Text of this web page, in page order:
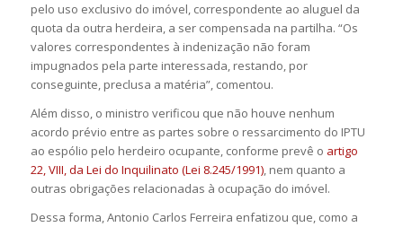
pelo uso exclusivo do imóvel, correspondente ao aluguel da
quota da outra herdeira, a ser compensada na partilha. “Os
valores correspondentes à indenização não foram
impugnados pela parte interessada, restando, por
conseguinte, preclusa a matéria”, comentou.
Além disso, o ministro verificou que não houve nenhum
acordo prévio entre as partes sobre o ressarcimento do IPTU
ao espólio pelo herdeiro ocupante, conforme prevê o artigo
22, VIII, da Lei do Inquilinato (Lei 8.245/1991), nem quanto a
outras obrigações relacionadas à ocupação do imóvel.
Dessa forma, Antonio Carlos Ferreira enfatizou que, como a